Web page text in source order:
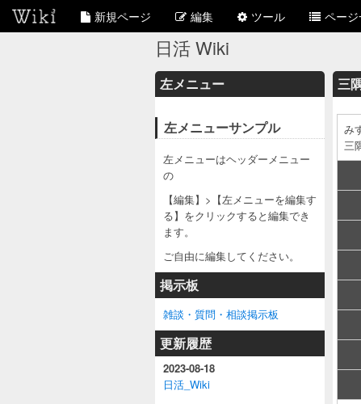
新規ページ 編集 ツール ペー
日活 Wiki
左メニュー
左メニューサンプル
左メニューはヘッダーメニュー
の
【編集】>【左メニューを編集す
る】をクリックすると編集でき
ます。
ご自由に編集してください。
掲示板
雑談・質問・相談掲示板
更新履歴
2023-08-18
日活_Wiki
三
み
三